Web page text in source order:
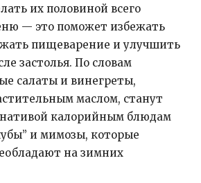
их половиной всего
— это поможет избежать
пищеварение и улучшить
застолья. По словам
салаты и винегреты,
маслом, станут
калорийным блюдам
и мимозы, которые
на зимних